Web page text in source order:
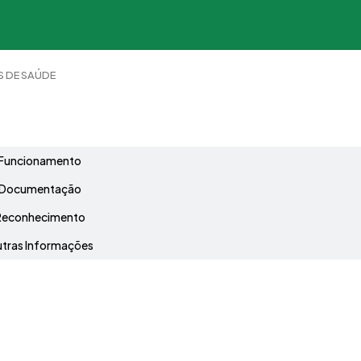
DE SAÚDE
Informações